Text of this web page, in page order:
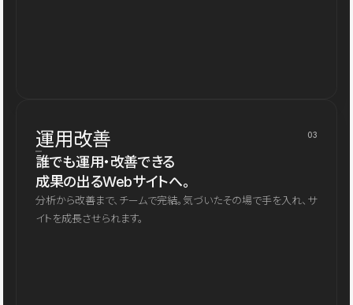
運用改善 03
誰でも運用・改善できる
成果の出るWebサイトへ。
分析から改善まで、チームで完結。気づいたその場で手を入れ、サ
イトを成長させられます。